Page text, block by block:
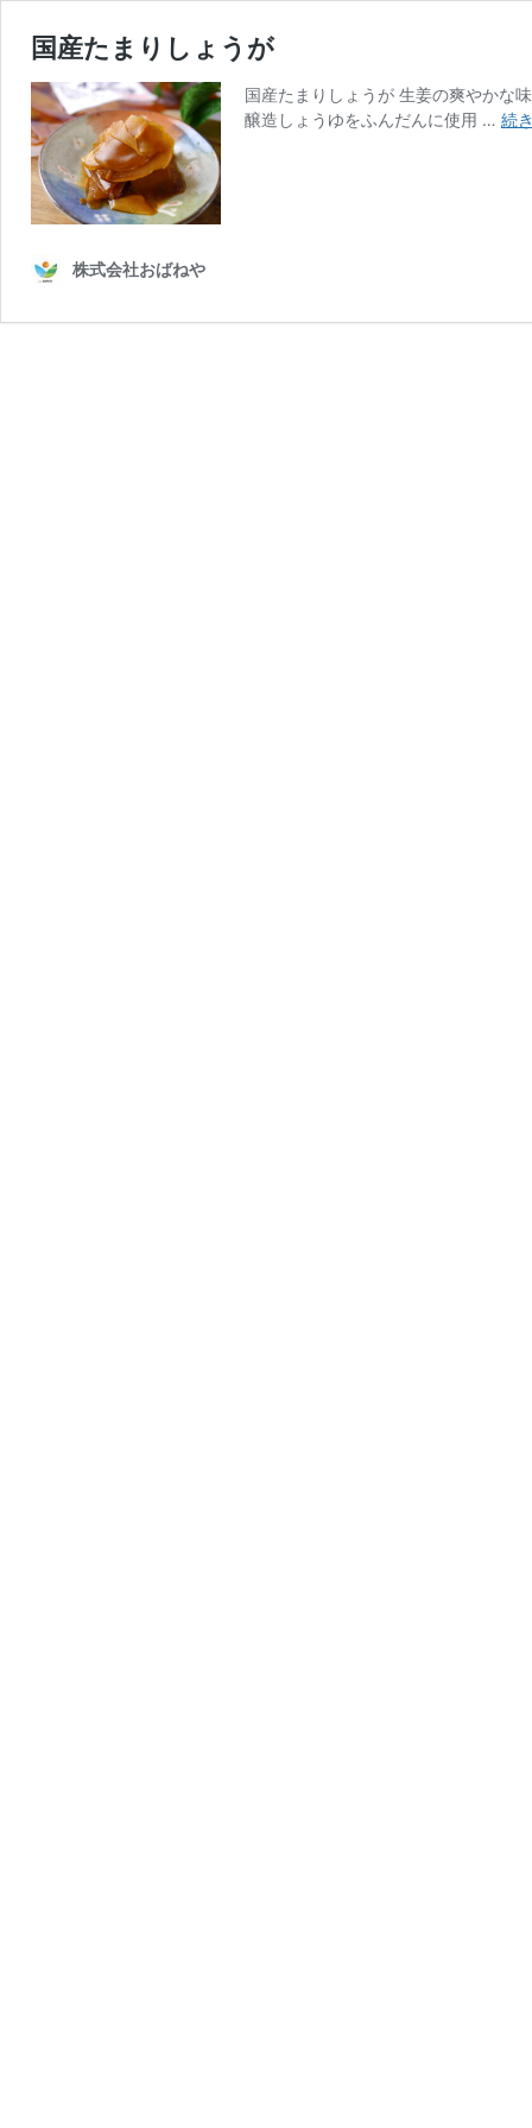
国産たまりしょうが
国産たまりしょうが 生姜の爽やかな
醸造しょうゆをふんだんに使用 … 続
株式会社おばねや